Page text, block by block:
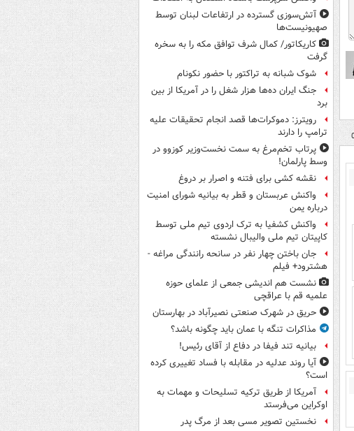
آتش‌سوزی گسترده در ارتفاعات لبنان توسط
صهیونیست‌ها
کاریکاتور/ کمال شرف توافق مکه را به سخره
گرفت
شوک شبانه به تراکتور با حضور نکونام
جنگ ایران ده‌ها هزار شغل را در آمریکا از بین
برد
رویترز: دموکرات‌ها قصد انجام تحقیقات علیه
ترامپ را دارند
پرتاب تخم‌مرغ به سمت نخست‌وزیر کوزوو در
وسط پارلمان!
نقشه کشی برای فتنه و اصرار بر دروغ
واکنش عربستان و قطر به بیانیه شورای امنیت
درباره یمن
واکنش کشفیا به ترک اردوی تیم ملی توسط
کاپیتان تیم ملی والیبال نشسته
جان باختن چهار نفر در سانحه رانندگی مراغه -
هشترود+ فیلم
نشست هم اندیشی جمعی از علمای حوزه
علمیه قم با عراقچی
حریق در شهرک صنعتی نصیرآباد در بهارستان
مذاکرات تنگه با عمان باید چگونه باشد؟
بیانیه تند فیفا در دفاع از آقای رئیس!
آیا روند عدلیه در مقابله با فساد تغییری کرده
است؟
آمریکا از طریق ترکیه تسلیحات و مهمات به
اوکراین می‌فرستد
نخستین تصویر مسی بعد از مرگ پدر